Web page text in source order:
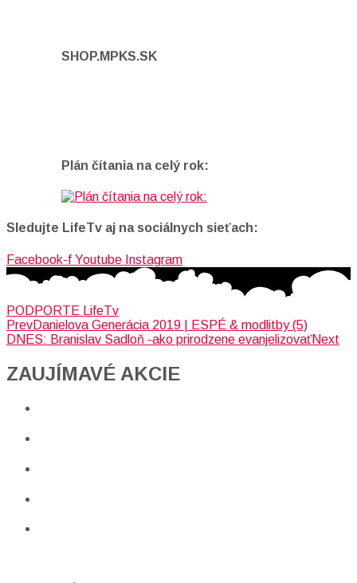
SHOP.MPKS.SK
Plán čítania na celý rok:
Sledujte LifeTv aj na sociálnych sieťach:
Facebook-f Youtube Instagram
PODPORTE LifeTv
PrevDanielova Generácia 2019 | ESPÉ & modlitby (5)
DNES: Branislav Sadloň -ako prirodzene evanjelizovaťNext
ZAUJÍMAVÉ AKCIE​